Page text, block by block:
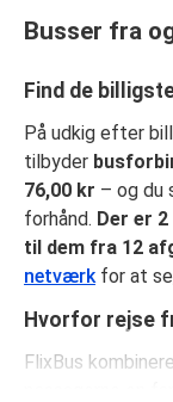
Busser fra
Find de
På udkig efter
tilbyder
76,00 kr – og du
forhånd. Der er
til dem fra 12
netværkfor at
Hvorfor rejse
FlixBus